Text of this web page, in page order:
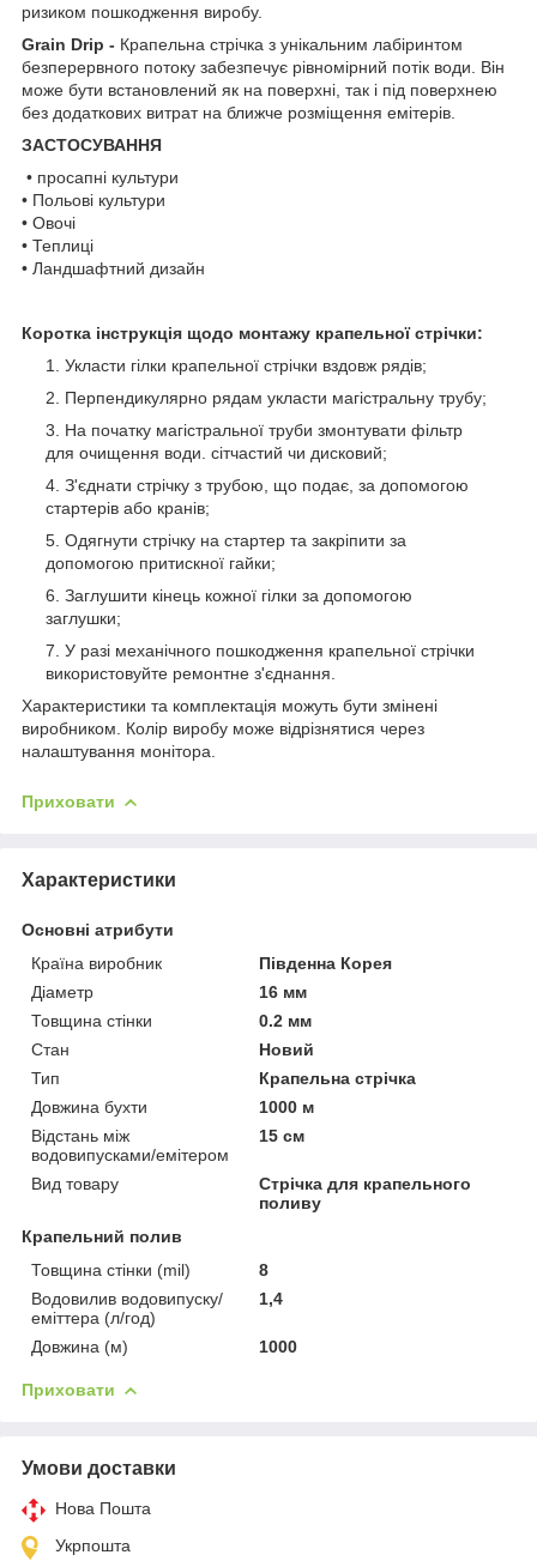
ризиком пошкодження виробу.
Grain Drip - Крапельна стрічка з унікальним лабіринтом
безперервного потоку забезпечує рівномірний потік води. Він
може бути встановлений як на поверхні, так і під поверхнею
без додаткових витрат на ближче розміщення емітерів.
ЗАСТОСУВАННЯ
• просапні культури
• Польові культури
• Овочі
• Теплиці
• Ландшафтний дизайн
Коротка інструкція щодо монтажу крапельної стрічки:
Укласти гілки крапельної стрічки вздовж рядів;
Перпендикулярно рядам укласти магістральну трубу;
На початку магістральної труби змонтувати фільтр
для очищення води. сітчастий чи дисковий;
З'єднати стрічку з трубою, що подає, за допомогою
стартерів або кранів;
Одягнути стрічку на стартер та закріпити за
допомогою притискної гайки;
Заглушити кінець кожної гілки за допомогою
заглушки;
У разі механічного пошкодження крапельної стрічки
використовуйте ремонтне з'єднання.
Характеристики та комплектація можуть бути змінені
виробником. Колір виробу може відрізнятися через
налаштування монітора.
Приховати
Характеристики
Основні атрибути
Країна виробник
Південна Корея
Діаметр
16 мм
Товщина стінки
0.2 мм
Стан
Новий
Тип
Крапельна стрічка
Довжина бухти
1000 м
Відстань між
водовипусками/емітером
15 см
Вид товару
Стрічка для крапельного
поливу
Крапельний полив
Товщина стінки (mil)
8
Водовилив водовипуску/
еміттера (л/год)
1,4
Довжина (м) 1000
Приховати
Умови доставки
Нова Пошта
Укрпошта